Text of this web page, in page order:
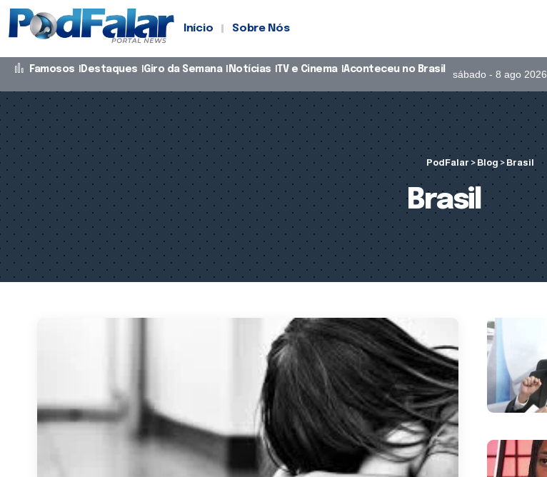
Início Sobre Nós
Famosos Destaques Giro da Semana Notícias TV e Cinema Aconteceu no Brasil sábado - 8 ago 2026
PodFalar > Blog> Brasil
Brasil